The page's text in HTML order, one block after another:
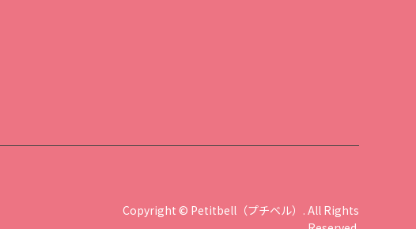
Copyright © Petitbell（プチベル） . All Rights